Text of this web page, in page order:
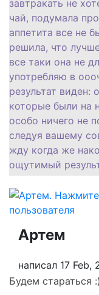
завтракать не
чай, подумала
аппетита все не
решила, что
все таки она не
употребляю в
результат виден:
которые были на
особо ничего не
следуя вашему
жду когда же
ощутимый
Артем
написал 17 Feb,
Будем стараться :)